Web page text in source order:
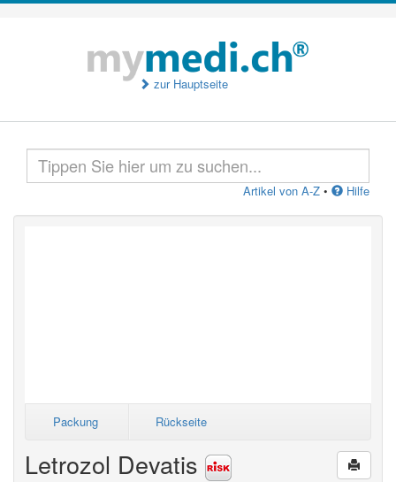
zur Hauptseite
Artikel von A-Z • Hilfe
Packung Rückseite
Letrozol Devatis